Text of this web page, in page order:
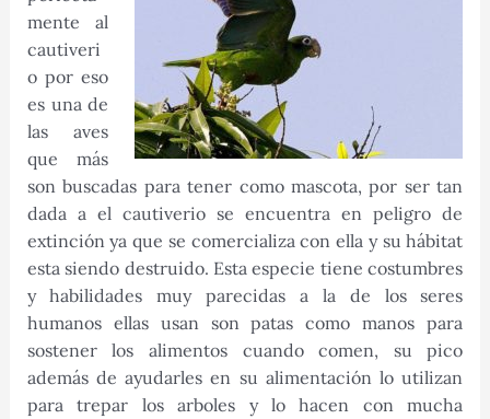
mente al
cautiveri
o por eso
es una de
las aves
que más
son buscadas para tener como mascota, por ser tan
dada a el cautiverio se encuentra en peligro de
extinción ya que se comercializa con ella y su hábitat
esta siendo destruido. Esta especie tiene costumbres
y habilidades muy parecidas a la de los seres
humanos ellas usan son patas como manos para
sostener los alimentos cuando comen, su pico
además de ayudarles en su alimentación lo utilizan
para trepar los arboles y lo hacen con mucha